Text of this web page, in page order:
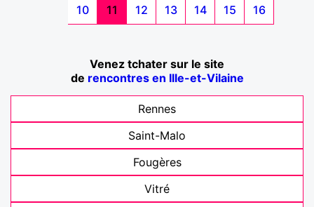
10 11 12 13 14 15 16
Venez tchater sur le site
de rencontres en Ille-et-Vilaine
Rennes
Saint-Malo
Fougères
Vitré